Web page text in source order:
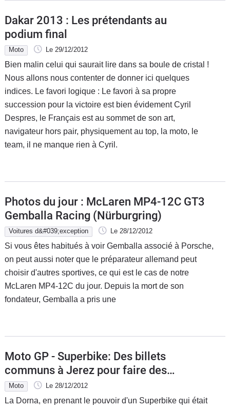
Dakar 2013 : Les prétendants au
podium final
Moto Le 29/12/2012
Bien malin celui qui saurait lire dans sa boule de cristal !
Nous allons nous contenter de donner ici quelques
indices. Le favori logique : Le favori à sa propre
succession pour la victoire est bien évidement Cyril
Despres, le Français est au sommet de son art,
navigateur hors pair, physiquement au top, la moto, le
team, il ne manque rien à Cyril.
Photos du jour : McLaren MP4-12C GT3
Gemballa Racing (Nürburgring)
Voitures d&#039;exception Le 28/12/2012
Si vous êtes habitués à voir Gemballa associé à Porsche,
on peut aussi noter que le préparateur allemand peut
choisir d'autres sportives, ce qui est le cas de notre
McLaren MP4-12C du jour. Depuis la mort de son
fondateur, Gemballa a pris une
Moto GP - Superbike: Des billets
communs à Jerez pour faire des
économies
Moto Le 28/12/2012
La Dorna, en prenant le pouvoir d'un Superbike qui était